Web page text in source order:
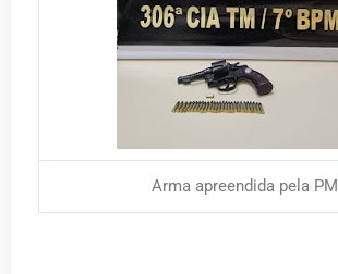
Arma apreendida pela PM